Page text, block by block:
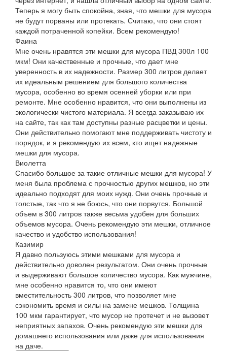
Теперь я могу быть спокойна, зная, что мешки для мусора
не будут порваны или протекать. Считаю, что они стоят
каждой потраченной копейки. Всем рекомендую!
Фаина
Мне очень нравятся эти мешки для мусора ПВД 300л 100
мкм! Они качественные и прочные, что дает мне
уверенность в их надежности. Размер 300 литров делает
их идеальным решением для большого количества
мусора, особенно во время осенней уборки или при
ремонте. Мне особенно нравится, что они выполнены из
экологически чистого материала. Я всегда заказываю их
на сайте, так как там доступны разные расцветки и цены.
Они действительно помогают мне поддерживать чистоту и
порядок, и я рекомендую их всем, кто ищет надежные
мешки для мусора.
Виолетта
Спасибо большое за такие отличные мешки для мусора! У
меня была проблема с прочностью других мешков, но эти
идеально подходят для моих нужд. Они очень прочные и
толстые, так что я не боюсь, что они порвутся. Большой
объем в 300 литров также весьма удобен для больших
объемов мусора. Очень рекомендую эти мешки, отличное
качество и удобство использования!
Казимир
Я давно пользуюсь этими мешками для мусора и
действительно доволен результатом. Они очень прочные
и выдерживают большое количество мусора. Как мужчине,
мне особенно нравится то, что они имеют
вместительность 300 литров, что позволяет мне
сэкономить время и силы на замене мешков. Толщина
100 мкм гарантирует, что мусор не протечет и не вызовет
неприятных запахов. Очень рекомендую эти мешки для
домашнего использования или даже для использования
на даче.